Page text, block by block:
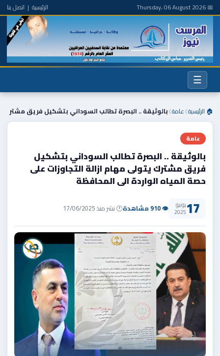
📅 Thursday، 06 August 2026 الرئيسية | اتصل بنا
☰
🏠 الرئيسية❯عامة❯بالوثيقة .. البصرة تطالب السوداني بتشكيل فريق مشتر
عامة
بالوثيقة .. البصرة تطالب السوداني بتشكيل
فريق مشترك يتولى مهام ازالة التجاوزات على
حصة المياه الواردة الى المحافظة
17يونيو
2025 👁 910 مشاهدة 🕐 نشر منذ 17/06/2025